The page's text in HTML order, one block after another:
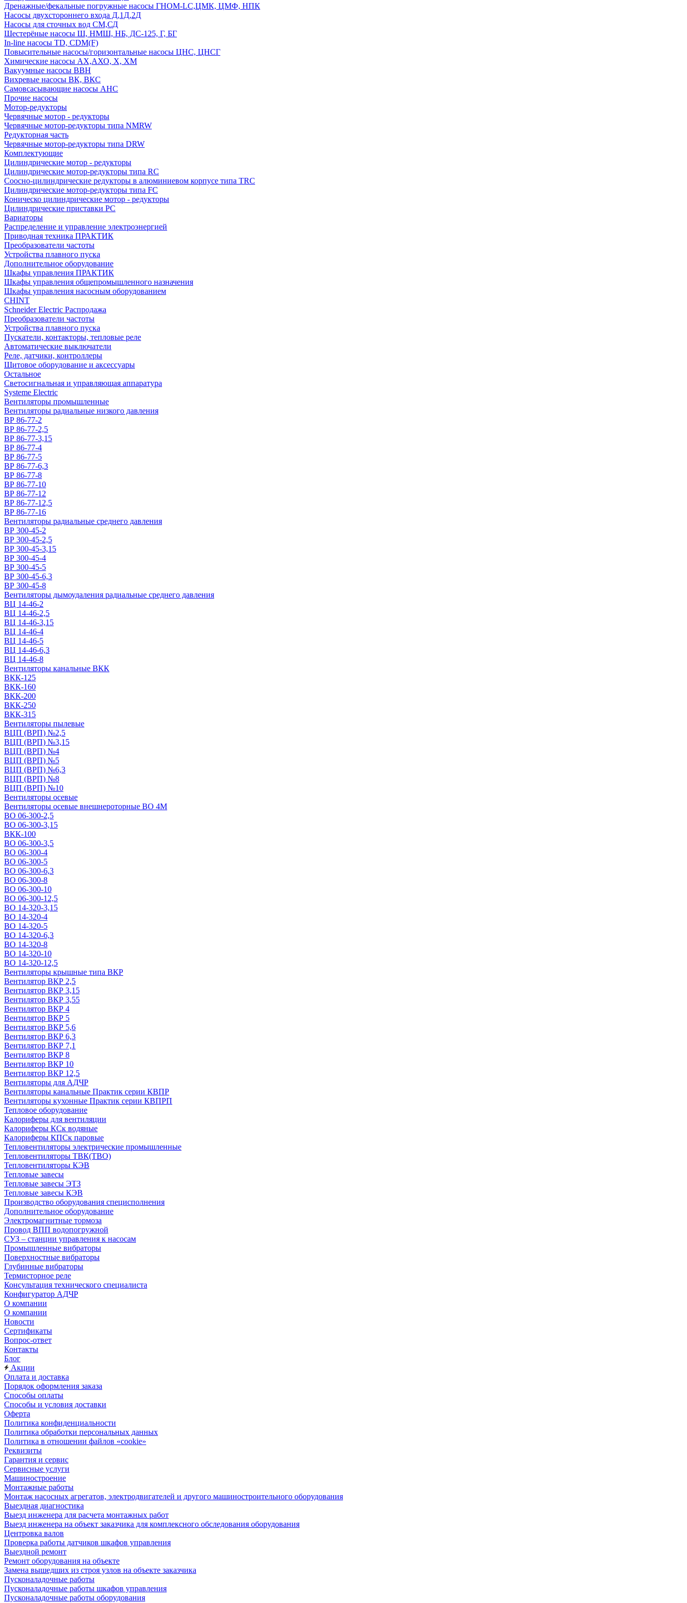
Дренажные/фекальные погружные насосы ГНОМ-LC,ЦМК, ЦМФ, НПК
Насосы двухстороннего входа Д,1Д,2Д
Насосы для сточных вод СМ,СД
Шестерёные насосы Ш, НМШ, НБ, ДС-125, Г, БГ
In-line насосы TD, CDM(F)
Повысительные насосы/горизонтальные насосы ЦНС, ЦНСГ
Химические насосы АХ,АХО, Х, ХМ
Вакуумные насосы ВВН
Вихревые насосы ВК, ВКС
Самовсасывающие насосы АНС
Прочие насосы
Мотор-редукторы
Червячные мотор - редукторы
Червячные мотор-редукторы типа NMRW
Редукторная часть
Червячные мотор-редукторы типа DRW
Комплектующие
Цилиндрические мотор - редукторы
Цилиндрические мотор-редукторы типа RC
Соосно-цилиндрические редукторы в алюминиевом корпусе типа TRC
Цилиндрические мотор-редукторы типа FC
Коническо цилиндрические мотор - редукторы
Цилиндрические приставки PC
Вариаторы
Распределение и управление электроэнергией
Приводная техника ПРАКТИК
Преобразователи частоты
Устройства плавного пуска
Дополнительное оборудование
Шкафы управления ПРАКТИК
Шкафы управления общепромышленного назначения
Шкафы управления насосным оборудованием
CHINT
Schneider Electric Распродажа
Преобразователи частоты
Устройства плавного пуска
Пускатели, контакторы, тепловые реле
Автоматические выключатели
Реле, датчики, контроллеры
Щитовое оборудование и аксессуары
Остальное
Светосигнальная и управляющая аппаратура
Systeme Electric
Вентиляторы промышленные
Вентиляторы радиальные низкого давления
ВР 86-77-2
ВР 86-77-2,5
ВР 86-77-3,15
ВР 86-77-4
ВР 86-77-5
ВР 86-77-6,3
ВР 86-77-8
ВР 86-77-10
ВР 86-77-12
ВР 86-77-12,5
ВР 86-77-16
Вентиляторы радиальные среднего давления
ВР 300-45-2
ВР 300-45-2,5
ВР 300-45-3,15
ВР 300-45-4
ВР 300-45-5
ВР 300-45-6,3
ВР 300-45-8
Вентиляторы дымоудаления радиальные среднего давления
ВЦ 14-46-2
ВЦ 14-46-2,5
ВЦ 14-46-3,15
ВЦ 14-46-4
ВЦ 14-46-5
ВЦ 14-46-6,3
ВЦ 14-46-8
Вентиляторы канальные ВКК
ВКК-125
ВКК-160
ВКК-200
ВКК-250
ВКК-315
Вентиляторы пылевые
ВЦП (ВРП) №2,5
ВЦП (ВРП) №3,15
ВЦП (ВРП) №4
ВЦП (ВРП) №5
ВЦП (ВРП) №6,3
ВЦП (ВРП) №8
ВЦП (ВРП) №10
Вентиляторы осевые
Вентиляторы осевые внешнероторные ВО 4М
ВО 06-300-2,5
ВО 06-300-3,15
ВКК-100
ВО 06-300-3,5
ВО 06-300-4
ВО 06-300-5
ВО 06-300-6,3
ВО 06-300-8
ВО 06-300-10
ВО 06-300-12,5
ВО 14-320-3,15
ВО 14-320-4
ВО 14-320-5
ВО 14-320-6,3
ВО 14-320-8
ВО 14-320-10
ВО 14-320-12,5
Вентиляторы крышные типа ВКР
Вентилятор ВКР 2,5
Вентилятор ВКР 3,15
Вентилятор ВКР 3,55
Вентилятор ВКР 4
Вентилятор ВКР 5
Вентилятор ВКР 5,6
Вентилятор ВКР 6,3
Вентилятор ВКР 7,1
Вентилятор ВКР 8
Вентилятор ВКР 10
Вентилятор ВКР 12,5
Вентиляторы для АДЧР
Вентиляторы канальные Практик серии КВПР
Вентиляторы кухонные Практик серии КВПРП
Тепловое оборудование
Калориферы для вентиляции
Калориферы КСк водяные
Калориферы КПСк паровые
Тепловентиляторы электрические промышленные
Тепловентиляторы ТВК(ТВО)
Тепловентиляторы КЭВ
Тепловые завесы
Тепловые завесы ЭТЗ
Тепловые завесы КЭВ
Производство оборудования специсполнения
Дополнительное оборудование
Электромагнитные тормоза
Провод ВПП водопогружной
СУЗ – станции управления к насосам
Промышленные вибраторы
Поверхностные вибраторы
Глубинные вибраторы
Термисторное реле
Консультация технического специалиста
Конфигуратор АДЧР
О компании
О компании
Новости
Сертификаты
Вопрос-ответ
Контакты
Блог
Акции
Оплата и доставка
Порядок оформления заказа
Способы оплаты
Способы и условия доставки
Оферта
Политика конфиденциальности
Политика обработки персональных данных
Политика в отношении файлов «cookie»
Реквизиты
Гарантия и сервис
Сервисные услуги
Машиностроение
Монтажные работы
Монтаж насосных агрегатов, электродвигателей и другого машиностроительного оборудования
Выездная диагностика
Выезд инженера для расчета монтажных работ
Выезд инженера на объект заказчика для комплексного обследования оборудования
Центровка валов
Проверка работы датчиков шкафов управления
Выездной ремонт
Ремонт оборудования на объекте
Замена вышедших из строя узлов на объекте заказчика
Пусконаладочные работы
Пусконаладочные работы шкафов управления
Пусконаладочные работы оборудования